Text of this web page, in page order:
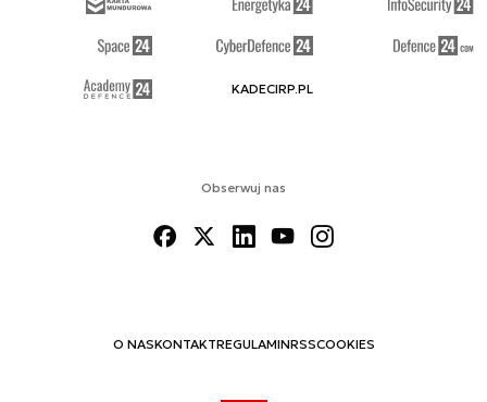
Obserwuj nas
O NASKONTAKTREGULAMINRSSCOOKIES
KADECIRP.PL